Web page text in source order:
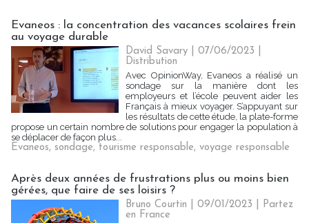
Evaneos : la concentration des vacances scolaires frein
au voyage durable
David Savary | 07/06/2023
Distribution
Avec OpinionWay, Evaneos a réalisé un
sondage sur la manière dont les
employeurs et l’école peuvent aider les
Français à mieux voyager. S’appuyant sur
les résultats de cette étude, la plate-forme
propose un certain nombre de solutions pour engager la population à
se déplacer de façon plus...
Evaneos, sondage, tourisme responsable, voyage responsable
Après deux années de frustrations plus ou moins bien
gérées, que faire de ses loisirs ?
Bruno Courtin | 09/01/2023
Partez
en France